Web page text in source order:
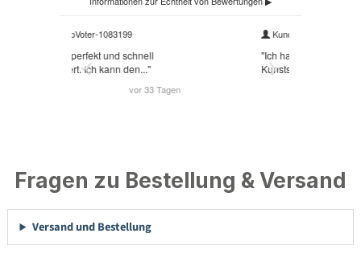
Fragen zu Bestellung & Versand
Versand und Bestellung